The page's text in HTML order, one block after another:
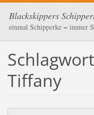
Blackskippers
einmal Schipperke = immer
Tiffany